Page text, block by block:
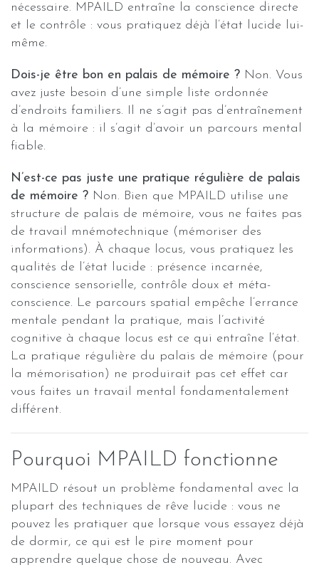
nécessaire. MPAILD entraîne la conscience directe
et le contrôle : vous pratiquez déjà l’état lucide lui-
même.
Dois-je être bon en palais de mémoire ? Non. Vous
avez juste besoin d’une simple liste ordonnée
d’endroits familiers. Il ne s’agit pas d’entraînement
à la mémoire : il s’agit d’avoir un parcours mental
fiable.
N’est-ce pas juste une pratique régulière de palais
de mémoire ? Non. Bien que MPAILD utilise une
structure de palais de mémoire, vous ne faites pas
de travail mnémotechnique (mémoriser des
informations). À chaque locus, vous pratiquez les
qualités de l’état lucide : présence incarnée,
conscience sensorielle, contrôle doux et méta-
conscience. Le parcours spatial empêche l’errance
mentale pendant la pratique, mais l’activité
cognitive à chaque locus est ce qui entraîne l’état.
La pratique régulière du palais de mémoire (pour
la mémorisation) ne produirait pas cet effet car
vous faites un travail mental fondamentalement
différent.
Pourquoi MPAILD fonctionne
MPAILD résout un problème fondamental avec la
plupart des techniques de rêve lucide : vous ne
pouvez les pratiquer que lorsque vous essayez déjà
de dormir, ce qui est le pire moment pour
apprendre quelque chose de nouveau. Avec